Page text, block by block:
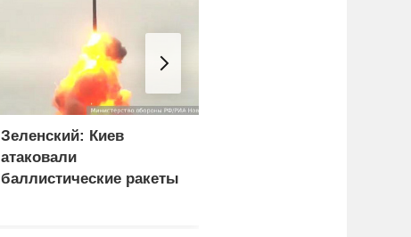
Зеленский: Киев
атаковали
баллистические ракеты